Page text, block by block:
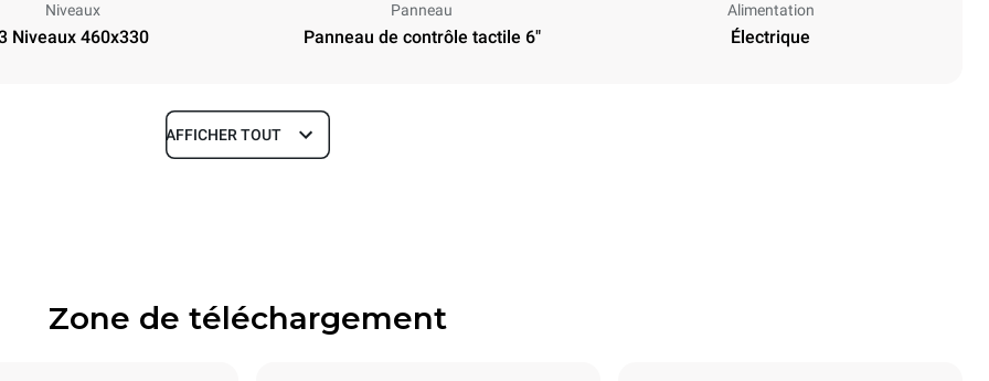
Niveaux
Niveaux 460x330
Panneau
Panneau de contrôle tactile 6"
Alimentation
Électrique
Profondeur
Taille de la plaque
AFFICHER TOUT
Zone de téléchargement